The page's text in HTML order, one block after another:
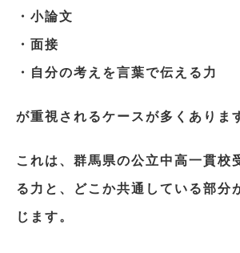
・小論文
・面接
・自分の考えを言葉で伝える力
が重視されるケースが多くありま
これは、群馬県の公立中高一貫校
る力と、どこか共通している部分
じます。